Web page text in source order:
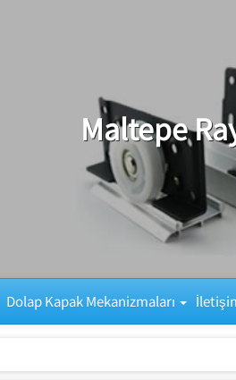
Maltepe
Dolap Kapak Mekanizmaları